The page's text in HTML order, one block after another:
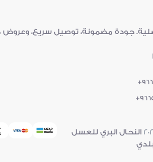
جودة مضمونة، توصيل سريع،
النحال البري للعسل